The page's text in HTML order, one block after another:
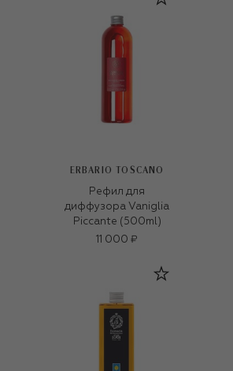
ERBARIO TOSCANO
Рефил для
диффузора Vaniglia
Piccante (500ml)
11 000 ₽